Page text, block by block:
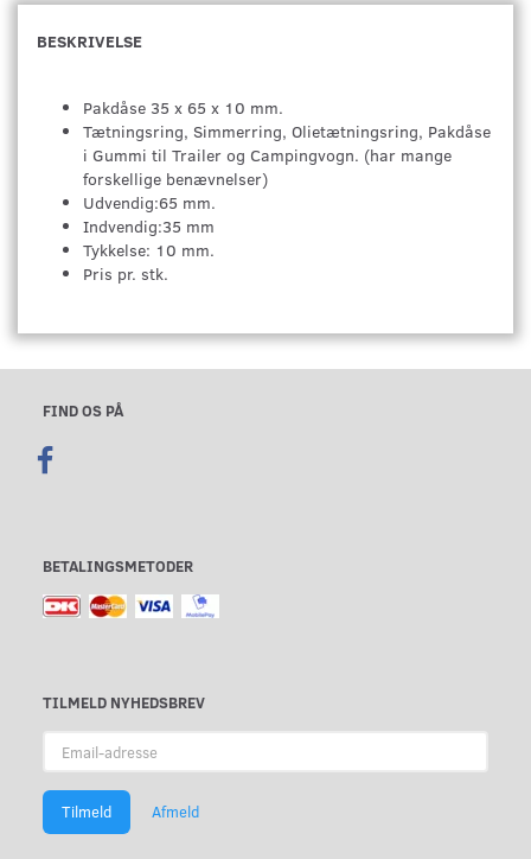
BESKRIVELSE
Pakdåse 35 x 65 x 10 mm.
Tætningsring, Simmerring, Olietætningsring, Pakdåse
i Gummi til Trailer og Campingvogn. (har mange
forskellige benævnelser)
Udvendig:65 mm.
Indvendig:35 mm
Tykkelse: 10 mm.
Pris pr. stk.
FIND OS PÅ
BETALINGSMETODER
TILMELD NYHEDSBREV
adresse
Tilmeld Afmeld